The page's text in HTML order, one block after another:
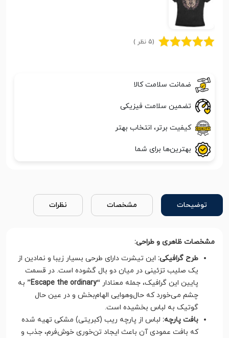
(5 نظر )
ضمانت سلامت کالا
تضمین سلامت فیزیکی
کیفیت برتر، انتخاب بهتر
بهترین‌ها برای شما
توضیحات مشخصات نظرات
مشخصات ظاهری و طراحی:
طرح گرافیکی: این تیشرت دارای طرحی بسیار زیبا و نمادین از
یک صلیب تزئینی در میان دو بال گشوده است. در قسمت
پایین این گرافیک، جمله معنادار “Escape the ordinary”
به
چشم می‌خورد که حال‌وهوایی الهام‌بخش و در عین حال
گوتیک به لباس بخشیده است.
بافت پارچه: لباس از پارچه ریب (کبریتی) مشکی تهیه شده
که بافت عمودی آن باعث ایجاد تن‌خوری خوش‌فرم، جذب و